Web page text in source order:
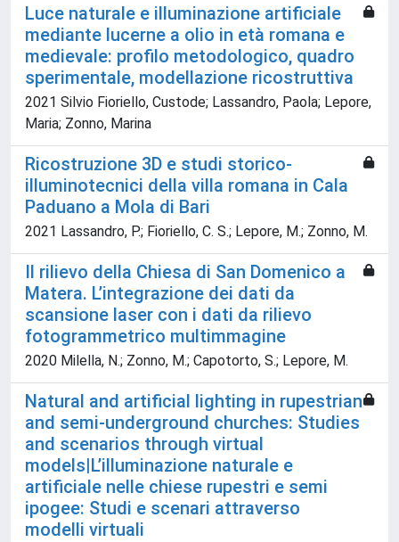
Luce naturale e illuminazione artificiale
mediante lucerne a olio in età romana e
medievale: profilo metodologico, quadro
sperimentale, modellazione ricostruttiva
2021 Silvio Fioriello, Custode; Lassandro, Paola; Lepore,
Maria; Zonno, Marina
Ricostruzione 3D e studi storico-
illuminotecnici della villa romana in Cala
Paduano a Mola di Bari
2021 Lassandro, P.; Fioriello, C. S.; Lepore, M.; Zonno, M.
Il rilievo della Chiesa di San Domenico a
Matera. L’integrazione dei dati da
scansione laser con i dati da rilievo
fotogrammetrico multimmagine
2020 Milella, N.; Zonno, M.; Capotorto, S.; Lepore, M.
Natural and artificial lighting in rupestrian
and semi-underground churches: Studies
and scenarios through virtual
models|L’illuminazione naturale e
artificiale nelle chiese rupestri e semi
ipogee: Studi e scenari attraverso
modelli virtuali